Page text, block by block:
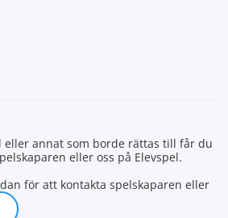
annat som borde rättas till får du
eller oss på Elevspel.
för att kontakta spelskaparen eller